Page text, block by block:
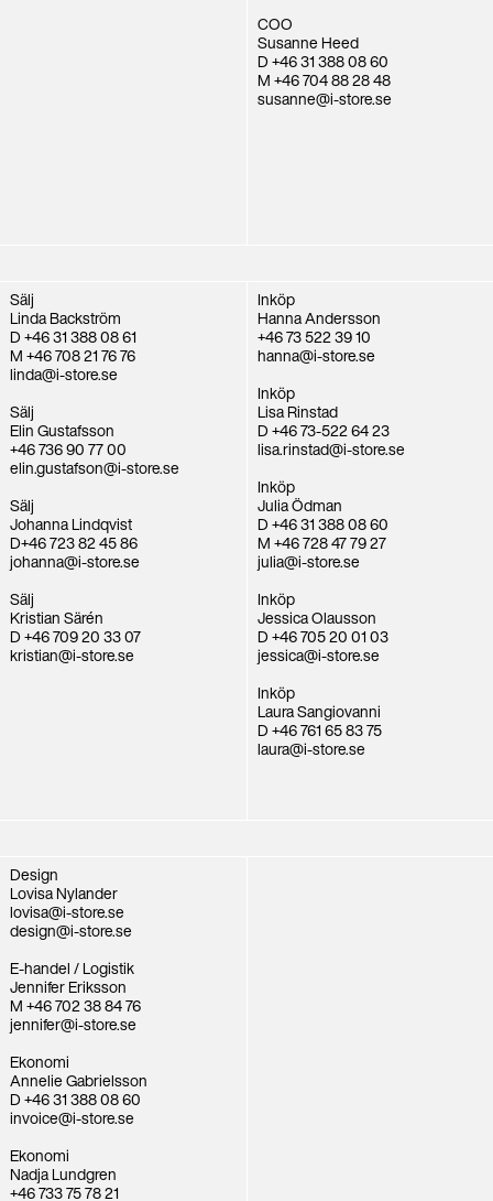
COO
Susanne Heed
D +46 31 388 08 60
M +46 704 88 28 48
susanne@i-store.se
Sälj
Linda Backström
D +46 31 388 08 61
M +46 708 21 76 76
linda@i-store.se
Sälj
Elin Gustafsson
+46 736 90 77 00
elin.gustafson@i-store.se
Sälj
Johanna Lindqvist
D+46 723 82 45 86
johanna@i-store.se
Sälj
Kristian Särén
D +46 709 20 33 07
kristian@i-store.se
Inköp
Hanna Andersson
+46 73 522 39 10
hanna@i-store.se
Inköp
Lisa Rinstad
D +46 73-522 64 23
lisa.rinstad@i-store.se
Inköp
Julia Ödman
D +46 31 388 08 60
M +46 728 47 79 27
julia@i-store.se
Inköp
Jessica Olausson
D +46 705 20 01 03
jessica@i-store.se
Inköp
Laura Sangiovanni
D +46 761 65 83 75
laura@i-store.se
Design
Lovisa Nylander
lovisa@i-store.se
design@i-store.se
E-handel / Logistik
Jennifer Eriksson
M +46 702 38 84 76
jennifer@i-store.se
Ekonomi
Annelie Gabrielsson
D +46 31 388 08 60
invoice@i-store.se
Ekonomi
Nadja Lundgren
+46 733 75 78 21